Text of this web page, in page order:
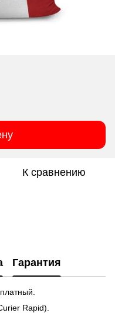
К сравнению
Гарантия
Rapid).